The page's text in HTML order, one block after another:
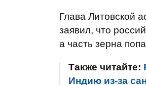
Глава Литовской
заявил, что
а часть зерна
Также читайте:
Индию из-за